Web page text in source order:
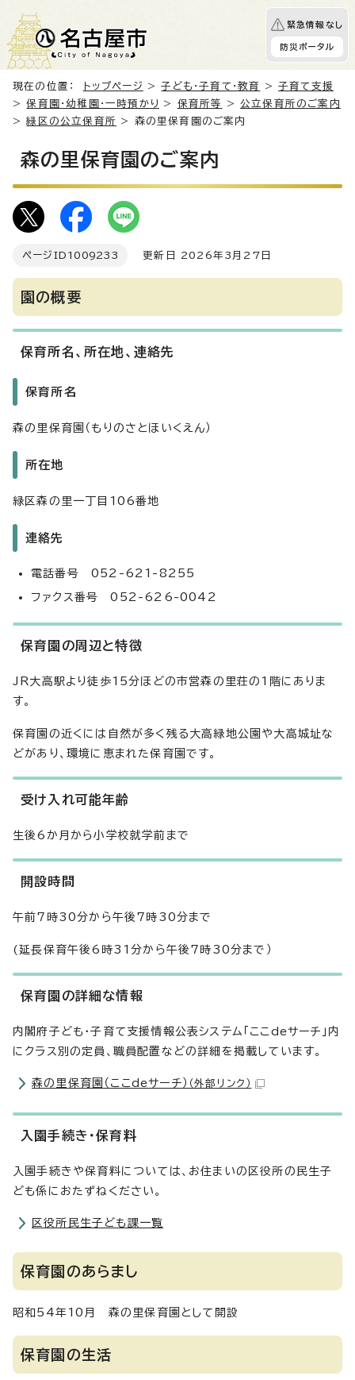
緊急情報なし
防災ポータル
現在の位置： トップページ >子ども・子育て・教育 >子育て支援
>保育園・幼稚園・一時預かり > 保育所等 >公立保育所のご案内
>緑区の公立保育所 > 森の里保育園のご案内
森の里保育園のご案内
ページID 1009233 更新日 2026年3月27日
園の概要
保育所名、所在地、連絡先
保育所名
森の里保育園（もりのさとほいくえん）
所在地
緑区森の里一丁目106番地
連絡先
電話番号 052-621-8255
ファクス番号 052-626-0042
保育園の周辺と特徴
JR大高駅より徒歩15分ほどの市営森の里荘の1階にありま
す。
保育園の近くには自然が多く残る大高緑地公園や大高城址な
どがあり、環境に恵まれた保育園です。
受け入れ可能年齢
生後6か月から小学校就学前まで
開設時間
午前7時30分から午後7時30分まで
(延長保育午後6時31分から午後7時30分まで）
保育園の詳細な情報
内閣府子ども・子育て支援情報公表システム「ここdeサーチ」内
にクラス別の定員、職員配置などの詳細を掲載しています。
森の里保育園（ここdeサーチ） （外部リンク）
入園手続き・保育料
入園手続きや保育料については、お住まいの区役所の民生子
ども係におたずねください。
区役所民生子ども課一覧
保育園のあらまし
昭和54年10月 森の里保育園として開設
保育園の生活